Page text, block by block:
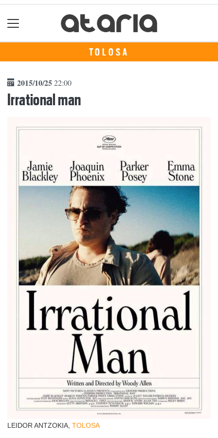
TOLOSA
2015/10/2522:00
Irrational man
LEIDOR ANTZOKIA, TOLOSA